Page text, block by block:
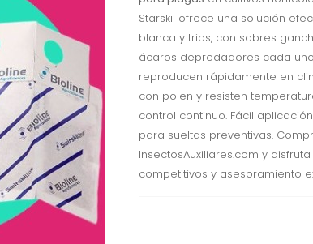
Starskii ofrece una solución
blanca y trips, con sobres
ácaros depredadores cada
reproducen rápidamente en
con polen y resisten
control continuo. Fácil
para sueltas preventivas.
InsectosAuxiliares.com y
competitivos y asesoramiento